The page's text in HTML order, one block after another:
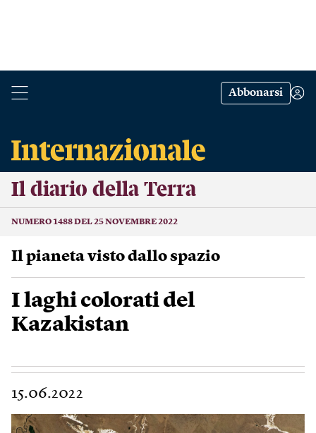
Abbonarsi
Il diario della Terra
NUMERO 1488 DEL 25 NOVEMBRE 2022
Il pianeta visto dallo spazio
I laghi colorati del
Kazakistan
15.06.2022